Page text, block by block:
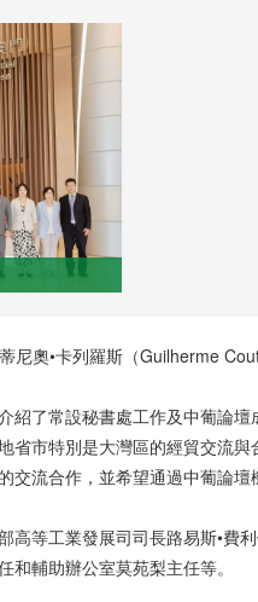
尼奧•卡列羅斯（Guilherme
紹了常設秘書處工作及中葡論
省市特別是大灣區的經貿交流
流合作，並希望通過中葡論
高等工業發展司司長路易斯•
輔助辦公室莫苑梨主任等。